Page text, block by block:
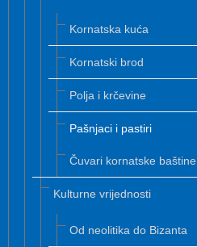
Kornatska kuća
Kornatski brod
Polja i krčevine
Pašnjaci i pastiri
Čuvari kornatske baštine
Kulturne vrijednosti
Od neolitika do Bizanta